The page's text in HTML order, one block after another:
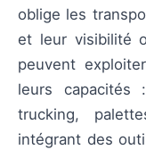
oblige les
et leur visibilité
peuvent
leurs
trucking,
intégrant des